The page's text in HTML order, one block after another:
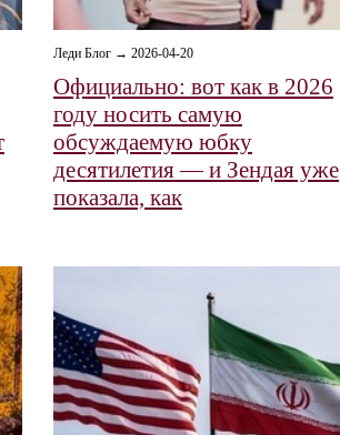
Леди Блог → 2026-04-20
Официально: вот как в 2026
году носить самую
обсуждаемую юбку
десятилетия — и Зендая уже
показала, как